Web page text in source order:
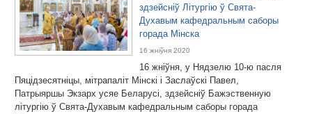
здзейсніў Літургію ў Свята-
Духавым кафедральным саборы
горада Мінска
16 жніўня 2020
16 жніўня, у Нядзелю 10-ю пасля
Пяцідзесятніцы, мітрапаліт Мінскі і Заслаўскі Павел,
Патрыяршы Экзарх усяе Беларусі, здзейсніў Бажэственную
літургію ў Свята-Духавым кафедральным саборы горада